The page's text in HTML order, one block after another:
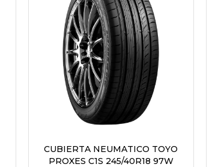
CUBIERTA NEUMATICO TOYO
PROXES C1S 245/40R18 97W